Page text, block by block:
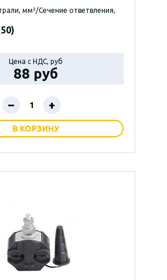
мм²/Сечение ответвления,
Цена с НДС, руб
88 руб
– +
В КОРЗИНУ